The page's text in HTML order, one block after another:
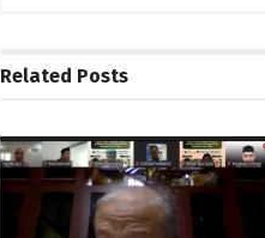
Related Posts